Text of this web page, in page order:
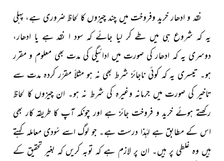
نقد و ادھار خرید وفروخت میں چند چیزوں کا لحاظ ضروری ہے، پہلی
یہ کہ شروع ہی میں طے کر لیا جائے کہ سود ا نقد ہے یا ادھار،
دوسری یہ کہ ادھار کی صورت میں ادائیگی کی مدت بھی معلوم و مقرر
ہو۔ تیسری یہ کہ کوئی ناجائز شرط بھی نہ ہو مثلاً مقرّر کردہ مدت سے
تاخیر کی صورت میں جرمانہ وغیرہ کی شرط نہ ہو۔ ان چیزوں کا لحاظ
رکھتے ہوئے خرید و فروخت جائز ہے اور چونکہآپ کا طریقہ کار بھی
اس کے مطابق ہے لہٰذا درست ہے۔ جو لوگ اسے سُودی معاملہ کہتے
ہیں وہ غلطی پر ہیں۔ ان پر لازم ہے کہ توبہ کریں کہ بغیر تحقیق کے